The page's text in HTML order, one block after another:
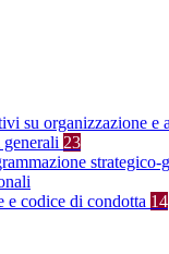
su organizzazione e
23
strategico-
e codice di condotta 14